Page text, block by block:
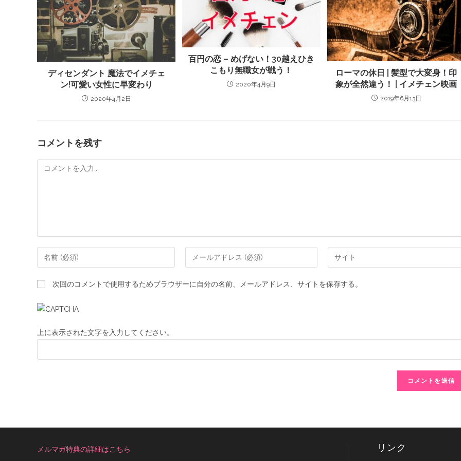
ディセンダント 魔法でイメチェ
ン!可愛い女性に早変わり
2020年4月2日
百円の恋 – めげない！30越えひき
こもり無職女が戦う！
2020年4月9日
ローマの休日 | 髪型で大変身！印
象が全然違う！ | イメチェン映画
2019年6月13日
コメントを残す
次回のコメントで使用するためブラウザーに自分の名前、メールアドレス、サイトを保存する。
上に表示された文字を入力してください。
メルマガ特典の詳細はこちら リンク